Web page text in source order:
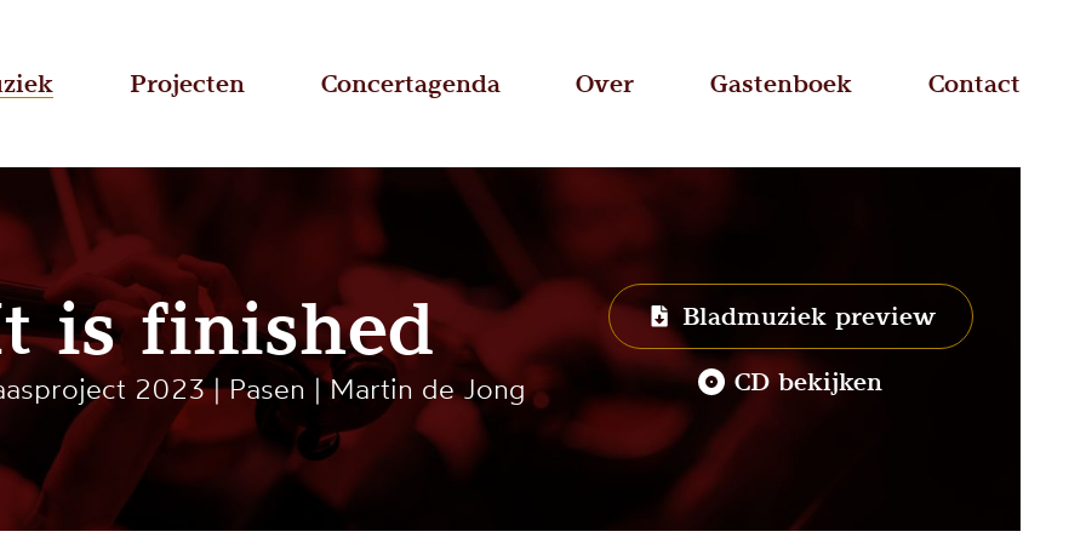
Projecten Concertagenda Over Gastenboek Contact
is finished
2023 | Pasen | Martin de Jong
Bladmuziek preview
CD bekijken